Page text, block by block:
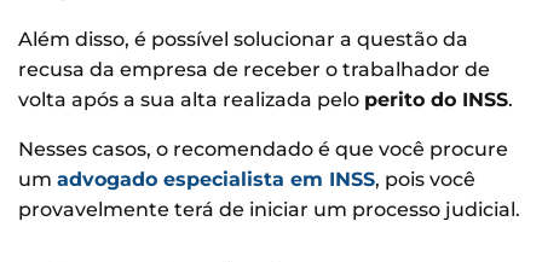
Além disso, é possível solucionar a questão da
recusa da empresa de receber o trabalhador de
volta após a sua alta realizada pelo perito do INSS.
Nesses casos, o recomendado é que você procure
um advogado especialista em INSS, pois você
provavelmente terá de iniciar um processo judicial.